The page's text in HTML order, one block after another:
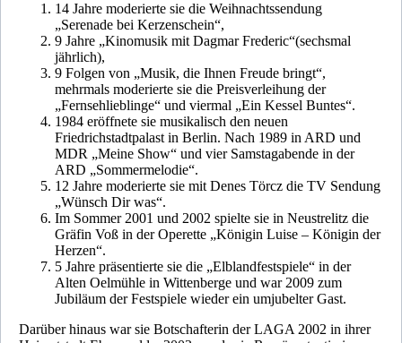
14 Jahre moderierte sie die Weihnachtssendung
„Serenade bei Kerzenschein“,
9 Jahre „Kinomusik mit Dagmar Frederic“(sechsmal
jährlich),
9 Folgen von „Musik, die Ihnen Freude bringt“,
mehrmals moderierte sie die Preisverleihung der
„Fernsehlieblinge“ und viermal „Ein Kessel Buntes“.
1984 eröffnete sie musikalisch den neuen
Friedrichstadtpalast in Berlin. Nach 1989 in ARD und
MDR „Meine Show“ und vier Samstagabende in der
ARD „Sommermelodie“.
12 Jahre moderierte sie mit Denes Törcz die TV Sendung
„Wünsch Dir was“.
Im Sommer 2001 und 2002 spielte sie in Neustrelitz die
Gräfin Voß in der Operette „Königin Luise – Königin der
Herzen“.
5 Jahre präsentierte sie die „Elblandfestspiele“ in der
Alten Oelmühle in Wittenberge und war 2009 zum
Jubiläum der Festspiele wieder ein umjubelter Gast.
Darüber hinaus war sie Botschafterin der LAGA 2002 in ihrer